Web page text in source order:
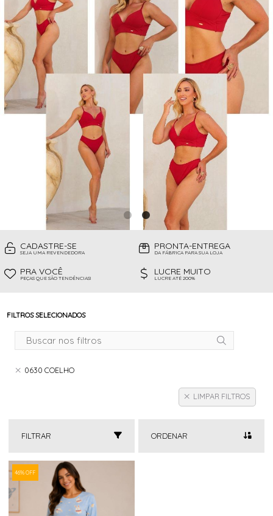
TOP
CINTAS
CONJUNTO DE LINGERIE SEM BOJO
FITNESS
MEIAS
PIJAMAS INFANTIL
PIJAMAS INVERNO
PIJAMAS VERÃO
TODOS DE PROMOÇÕES
CADASTRE-SE
SEJA UMA REVENDEDORA
PRONTA-ENTREGA
DA FÁBRICA PARA SUA LOJA
PRA VOCÊ
PEÇAS QUE SÃO TENDÊNCIAS!
LUCRE MUITO
LUCRE ATÉ 200%
FILTROS SELECIONADOS
0630 COELHO
LIMPAR FILTROS
FILTRAR ORDENAR
46% OFF